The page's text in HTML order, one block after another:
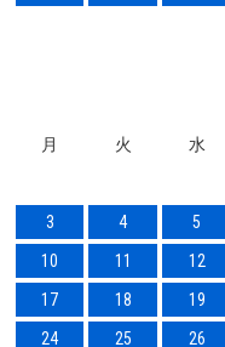
月 火 水
3
4 5
10
11 12
17
18 19
24
25 26